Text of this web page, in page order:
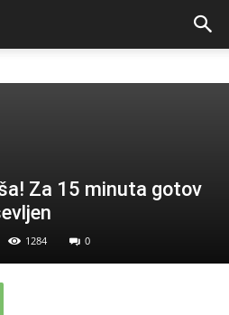
Za 15 minuta gotov
1284 0